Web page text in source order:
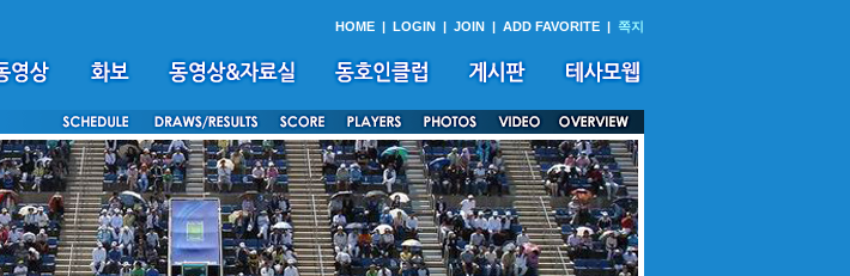
HOME | LOGIN | JOIN | ADD FAVORITE | 쪽지